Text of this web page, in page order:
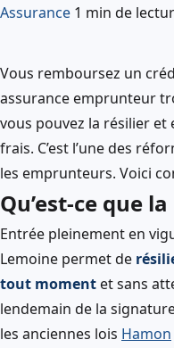
Assurance 1 min de
Vous remboursez un
assurance emprunteur
vous pouvez la résilier et
frais. C’est l’une des
les emprunteurs. Voici
Qu’est-ce que
Entrée pleinement en
Lemoine permet de
tout momentet sans
lendemain de la
les anciennes lois Hamon